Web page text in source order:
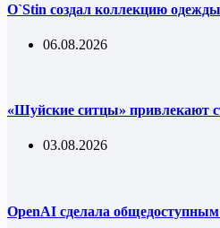
O`Stin создал коллекцию
06.08.2026
«Шуйские ситцы» привлекают
03.08.2026
OpenAI сделала